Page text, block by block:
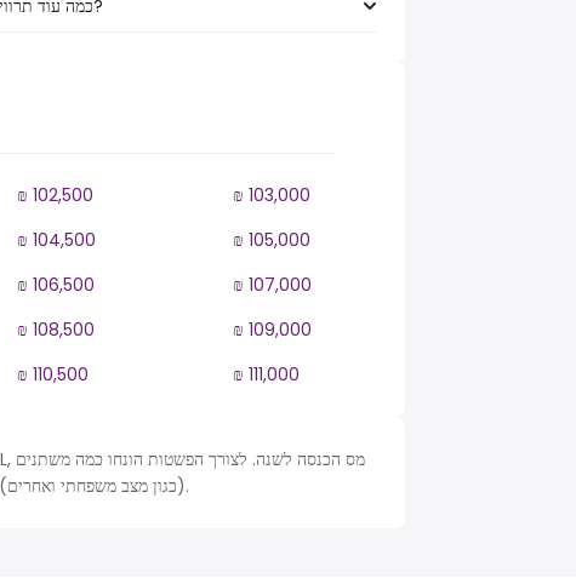
כמה עוד תרוויחו עם ₪בונוס של 5,000 על משכורת של ₪‏101,000 ‏ ב ישראל?
₪ 102,500
₪ 103,000
₪ 104,500
₪ 105,000
₪ 106,500
₪ 107,000
₪ 108,500
₪ 109,000
₪ 110,500 ₪ 111,000
(כגון מצב משפחתי ואחרים). מסמך זה אינו מייצג סמכות חוקית וישמש למטרות קירוב בלבד.